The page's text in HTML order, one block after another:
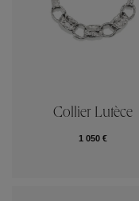
Collier Lutèce
1 050 €